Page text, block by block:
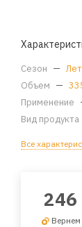
Сезон —
Объем —
Применение
Вид продукта
Все
246